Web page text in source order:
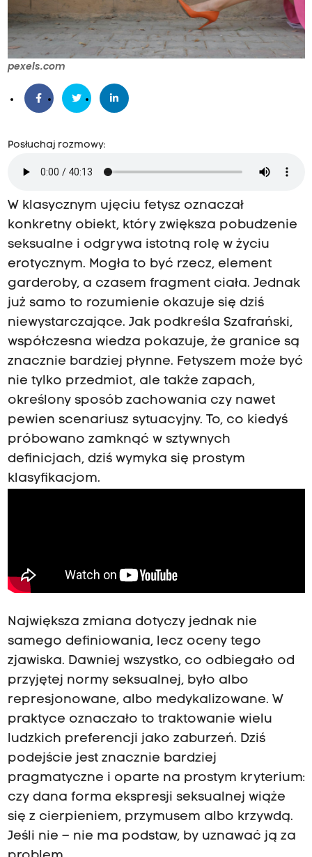
pexels.com
Posłuchaj rozmowy:
W klasycznym ujęciu fetysz oznaczał
konkretny obiekt, który zwiększa pobudzenie
seksualne i odgrywa istotną rolę w życiu
erotycznym. Mogła to być rzecz, element
garderoby, a czasem fragment ciała. Jednak
już samo to rozumienie okazuje się dziś
niewystarczające. Jak podkreśla Szafrański,
współczesna wiedza pokazuje, że granice są
znacznie bardziej płynne. Fetyszem może być
nie tylko przedmiot, ale także zapach,
określony sposób zachowania czy nawet
pewien scenariusz sytuacyjny. To, co kiedyś
próbowano zamknąć w sztywnych
definicjach, dziś wymyka się prostym
klasyfikacjom.
Największa zmiana dotyczy jednak nie
samego definiowania, lecz oceny tego
zjawiska. Dawniej wszystko, co odbiegało od
przyjętej normy seksualnej, było albo
represjonowane, albo medykalizowane. W
praktyce oznaczało to traktowanie wielu
ludzkich preferencji jako zaburzeń. Dziś
podejście jest znacznie bardziej
pragmatyczne i oparte na prostym kryterium:
czy dana forma ekspresji seksualnej wiąże
się z cierpieniem, przymusem albo krzywdą.
Jeśli nie – nie ma podstaw, by uznawać ją za